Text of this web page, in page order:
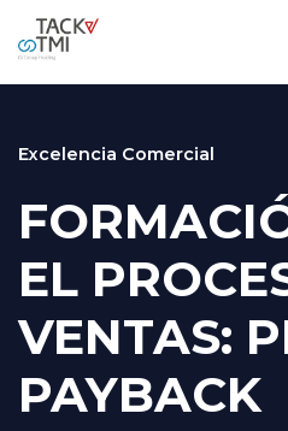
Excelencia Comercial
EL
VENTAS:
PAYBACK